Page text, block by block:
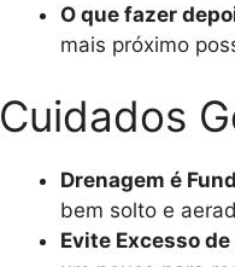
O que fazer
mais próximo
Cuidados
Drenagem é
bem solto e
Evite Excesso